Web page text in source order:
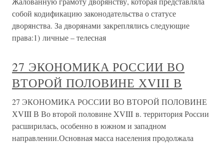
собой кодификацию законодательства о статусе
дворянства. За дворянами закреплялись следующие
права:1) личные – телесная
27 ЭКОНОМИКА РОССИИ ВО
ВТОРОЙ ПОЛОВИНЕ ХVIII В
27 ЭКОНОМИКА РОССИИ ВО ВТОРОЙ ПОЛОВИНЕ
ХVIII В Во второй половине XVIII в. территория России
расширилась, особенно в южном и западном
направлении.Основная масса населения продолжала